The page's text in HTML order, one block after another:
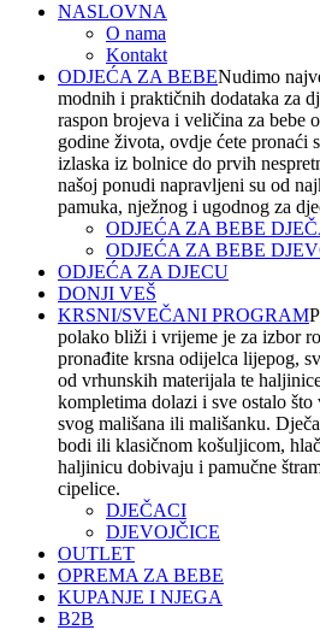
NASLOVNA
O nama
Kontakt
ODJEĆA ZA BEBENudimo
modnih i praktičnih dodataka za
raspon brojeva i veličina za bebe
godine života, ovdje ćete pronaći
izlaska iz bolnice do prvih
našoj ponudi napravljeni su od
pamuka, nježnog i ugodnog za
ODJEĆA ZA BEBE
ODJEĆA ZA BEBE
ODJEĆA ZA DJECU
DONJI VEŠ
KRSNI/SVEČANI PROGRAM
polako bliži i vrijeme je za izbor
pronađite krsna odijelca lijepog,
od vrhunskih materijala te
kompletima dolazi i sve ostalo što
svog mališana ili mališanku.
bodi ili klasičnom košuljicom,
haljinicu dobivaju i pamučne
cipelice.
DJEČACI
DJEVOJČICE
OUTLET
OPREMA ZA BEBE
KUPANJE I NJEGA
B2B